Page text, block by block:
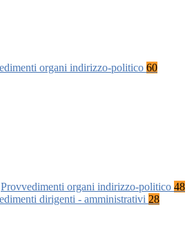
organi indirizzo-politico 60
Provvedimenti organi indirizzo-politico 48
dirigenti - amministrativi 28